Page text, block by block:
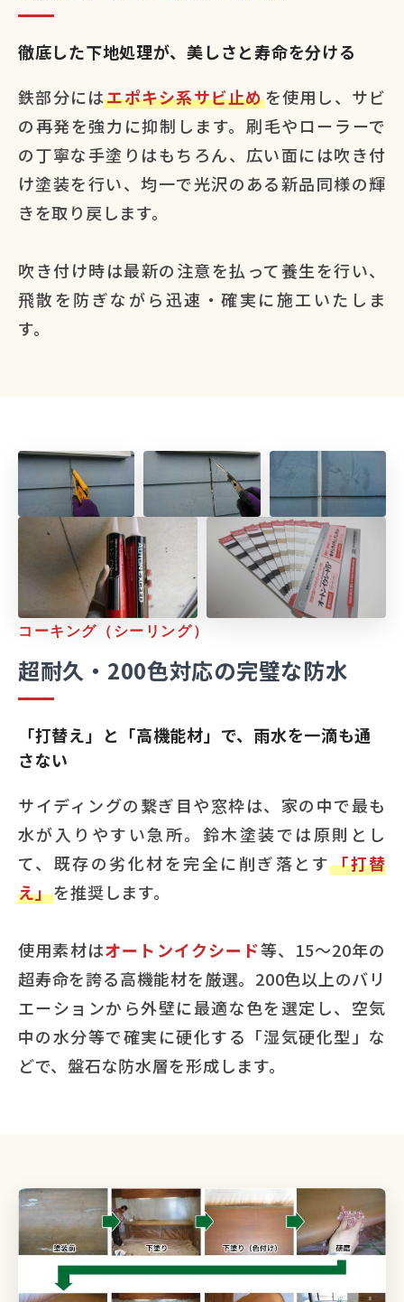
徹底した下地処理が、美しさと寿命を分ける
鉄部分にはエポキシ系サビ止めを使用し、サビ
の再発を強力に抑制します。刷毛やローラーで
の丁寧な手塗りはもちろん、広い面には吹き付
け塗装を行い、均一で光沢のある新品同様の輝
きを取り戻します。
吹き付け時は最新の注意を払って養生を行い、
飛散を防ぎながら迅速・確実に施工いたしま
す。
コーキング（シーリング）
超耐久・200色対応の完璧な防水
「打替え」と「高機能材」で、雨水を一滴も通
さない
サイディングの繋ぎ目や窓枠は、家の中で最も
水が入りやすい急所。鈴木塗装では原則とし
て、既存の劣化材を完全に削ぎ落とす「打替
え」を推奨します。
使用素材はオートンイクシード等、15〜20年の
超寿命を誇る高機能材を厳選。200色以上のバリ
エーションから外壁に最適な色を選定し、空気
中の水分等で確実に硬化する「湿気硬化型」な
どで、盤石な防水層を形成します。